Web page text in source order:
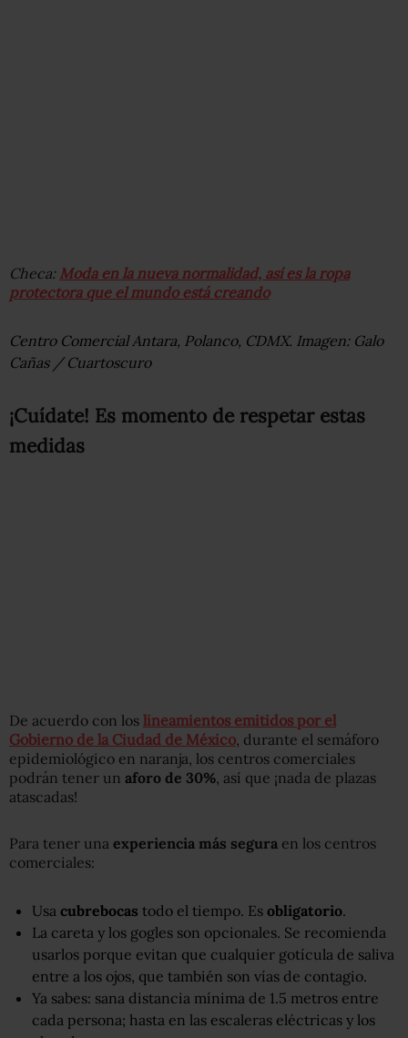
Checa: Moda en la nueva normalidad, así es la ropa
protectora que el mundo está creando
Centro Comercial Antara, Polanco, CDMX. Imagen: Galo
Cañas / Cuartoscuro
¡Cuídate! Es momento de respetar estas
medidas
De acuerdo con los lineamientos emitidos por el
Gobierno de la Ciudad de México , durante el semáforo
epidemiológico en naranja, los centros comerciales
podrán tener un aforo de 30% , así que ¡nada de plazas
atascadas!
Para tener una experiencia más segura en los centros
comerciales:
Usa cubrebocas todo el tiempo. Es obligatorio.
La careta y los gogles son opcionales. Se recomienda
usarlos porque evitan que cualquier gotícula de saliva
entre a los ojos, que también son vías de contagio.
Ya sabes: sana distancia mínima de 1.5 metros entre
cada persona; hasta en las escaleras eléctricas y los